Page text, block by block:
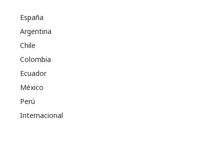
España
Argentina
Chile
Colombia
Ecuador
México
Perú
Internacional